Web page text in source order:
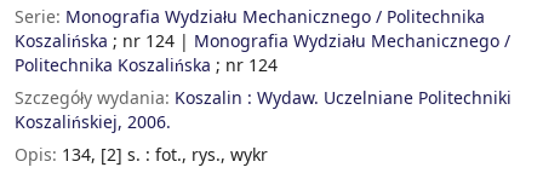
Serie: Monografia Wydziału Mechanicznego / Politechnika
Koszalińska ; nr 124 | Monografia Wydziału Mechanicznego /
Politechnika Koszalińska ; nr 124
Szczegóły wydania: Koszalin : Wydaw. Uczelniane Politechniki
Koszalińskiej, 2006.
Opis: 134, [2] s. : fot., rys., wykr